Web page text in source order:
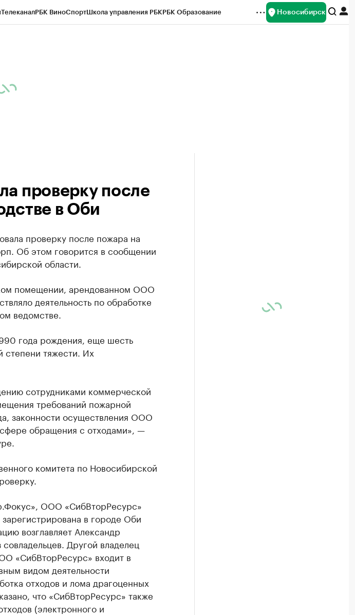
ТелеканалРБК ВиноСпортШкола управления РБКРБК Образование Новосибирск
проверку после
в Оби
проверку после пожара на
Об этом говорится в сообщении
области.
помещении, арендованном ООО
деятельность по обработке
ведомстве.
года рождения, еще шесть
степени тяжести. Их
сотрудниками коммерческой
требований пожарной
законности осуществления ООО
обращения с отходами», —
комитета по Новосибирской
ООО «СибВторРесурс»
в городе Оби
возглавляет Александр
Другой владелец
«СибВторРесурс» входит в
видом деятельности
отходов и лома драгоценных
что «СибВторРесурс» также
(электронного и